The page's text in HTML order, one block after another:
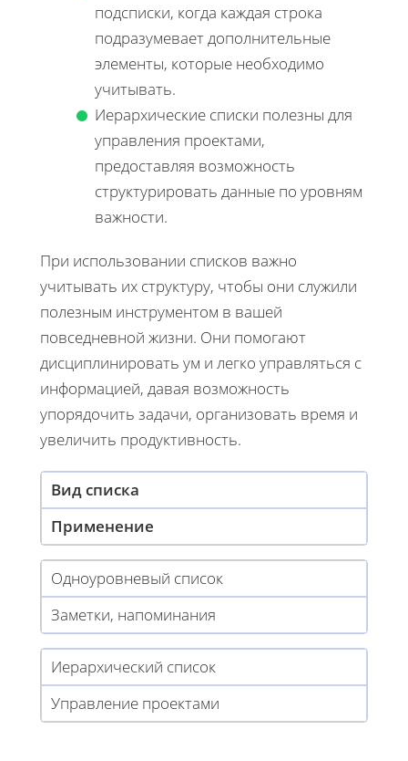
подсписки, когда каждая строка
подразумевает дополнительные
элементы, которые необходимо
учитывать.
Иерархические списки полезны для
управления проектами,
предоставляя возможность
структурировать данные по уровням
важности.
При использовании списков важно
учитывать их структуру, чтобы они служили
полезным инструментом в вашей
повседневной жизни. Они помогают
дисциплинировать ум и легко управляться с
информацией, давая возможность
упорядочить задачи, организовать время и
увеличить продуктивность.
Вид списка
Применение
Одноуровневый список
Заметки, напоминания
Иерархический список
Управление проектами